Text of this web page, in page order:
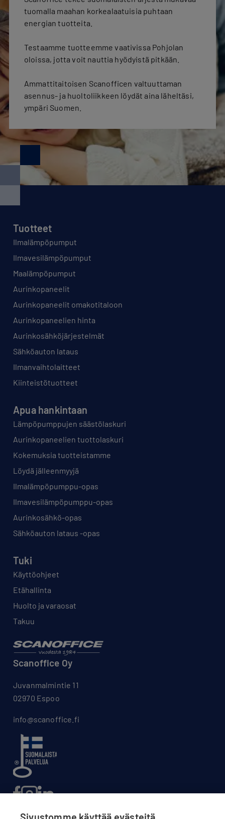
tuomalla maahan korkealaatuisia puhtaan
energian tuotteita.
Testaamme tuotteemme vaativissa Pohjolan
oloissa, jotta voit nauttia hyödyistä pitkään.
Ammattitaitoisen Scanofficen valtuuttaman
asennus- ja huoltoliikkeen löydät aina läheltäsi,
ympäri Suomen.
Tuotteet
Ilmalämpöpumput
Ilmavesilämpöpumput
Maalämpöpumput
Aurinkopaneelit
Aurinkopaneelit omakotitaloon
Aurinkopaneelien hinta
Aurinkosähköjärjestelmät
Sähköauton lataus
Ilmanvaihtolaitteet
Kiinteistötuotteet
Apua hankintaan
Lämpöpumppujen säästölaskuri
Aurinkopaneelien tuottolaskuri
Kokemuksia tuotteistamme
Löydä jälleenmyyjä
Ilmalämpöpumppu-opas
Ilmavesilämpöpumppu-opas
Aurinkosähkö-opas
Sähköauton lataus -opas
Tuki
Käyttöohjeet
Etähallinta
Huolto ja varaosat
Takuu
Scanoffice Oy
Juvanmalmintie 11
02970 Espoo
info@scanoffice.fi